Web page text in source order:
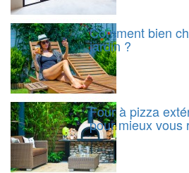
Comment bien
jardin ?
Four à pizza
pour mieux vous